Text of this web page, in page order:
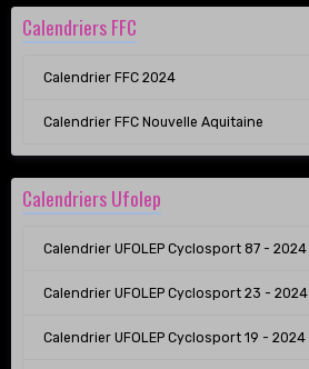
Calendriers FFC
Calendrier FFC 2024
Calendrier FFC Nouvelle Aquitaine
Calendriers Ufolep
Calendrier UFOLEP Cyclosport 87 - 2024
Calendrier UFOLEP Cyclosport 23 - 2024
Calendrier UFOLEP Cyclosport 19 - 2024